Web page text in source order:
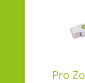
Pro